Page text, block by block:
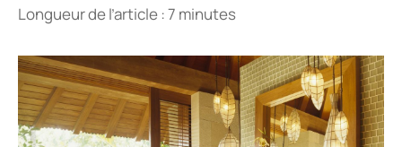
Longueur de l’article : 7 minutes